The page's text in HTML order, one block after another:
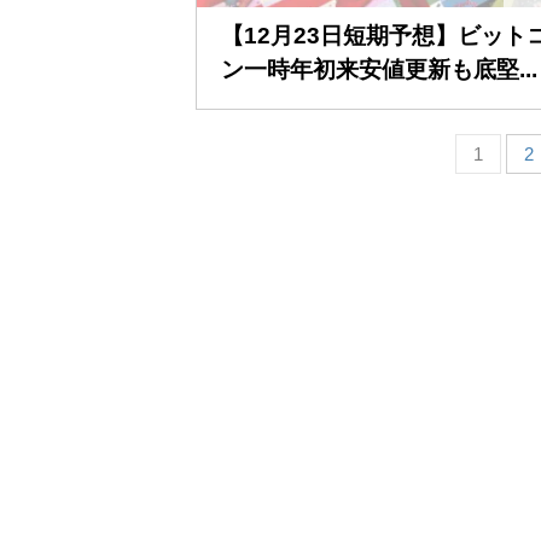
【12月23日短期予想】ビット
ン一時年初来安値更新も底堅...
1 2